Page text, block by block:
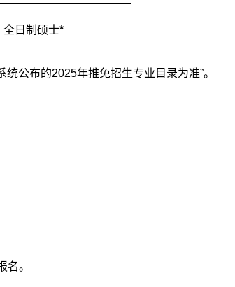
全日制硕士*
公布的2025年推免招生专业目录为准”。
。